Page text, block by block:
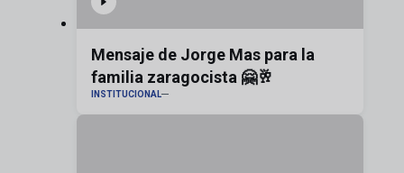
Mensaje de Jorge Mas para la
familia zaragocista 🤗🥂
INSTITUCIONAL